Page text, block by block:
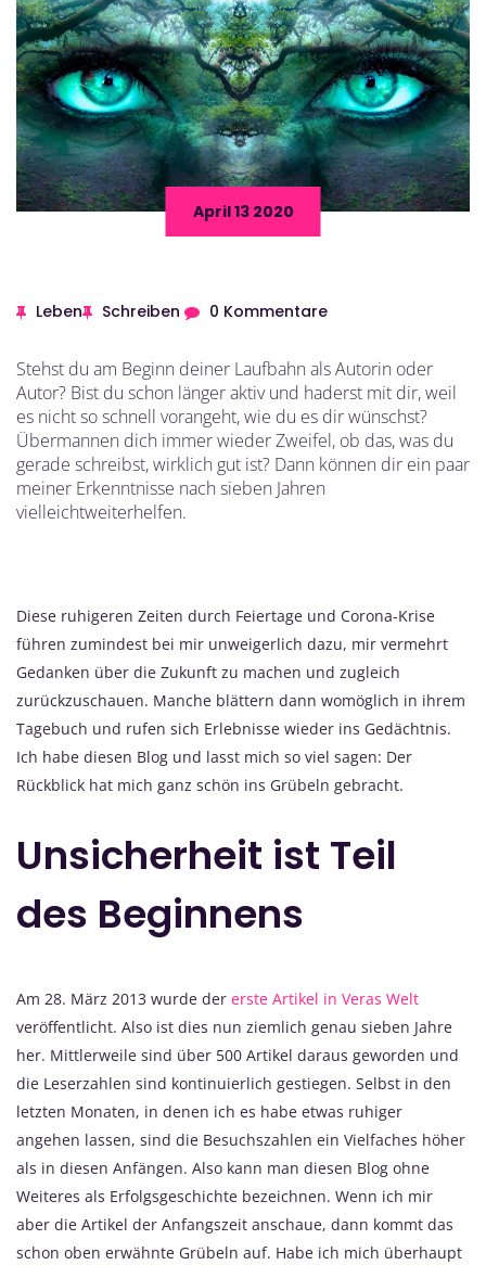
April 13 2020
Leben Schreiben 0 Kommentare
Stehst du am Beginn deiner Laufbahn als Autorin oder
Autor? Bist du schon länger aktiv und haderst mit dir, weil
es nicht so schnell vorangeht, wie du es dir wünschst?
Übermannen dich immer wieder Zweifel, ob das, was du
gerade schreibst, wirklich gut ist? Dann können dir ein paar
meiner Erkenntnisse nach sieben Jahren
vielleichtweiterhelfen.
Diese ruhigeren Zeiten durch Feiertage und Corona-Krise
führen zumindest bei mir unweigerlich dazu, mir vermehrt
Gedanken über die Zukunft zu machen und zugleich
zurückzuschauen. Manche blättern dann womöglich in ihrem
Tagebuch und rufen sich Erlebnisse wieder ins Gedächtnis.
Ich habe diesen Blog und lasst mich so viel sagen: Der
Rückblick hat mich ganz schön ins Grübeln gebracht.
Unsicherheit ist Teil
des Beginnens
Am 28. März 2013 wurde der erste Artikel in Veras Welt
veröffentlicht. Also ist dies nun ziemlich genau sieben Jahre
her. Mittlerweile sind über 500 Artikel daraus geworden und
die Leserzahlen sind kontinuierlich gestiegen. Selbst in den
letzten Monaten, in denen ich es habe etwas ruhiger
angehen lassen, sind die Besuchszahlen ein Vielfaches höher
als in diesen Anfängen. Also kann man diesen Blog ohne
Weiteres als Erfolgsgeschichte bezeichnen. Wenn ich mir
aber die Artikel der Anfangszeit anschaue, dann kommt das
schon oben erwähnte Grübeln auf. Habe ich mich überhaupt